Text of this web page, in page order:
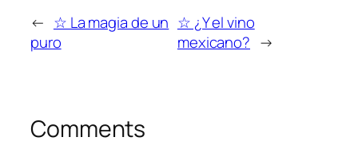
← ☆ La magia de un
puro
☆ ¿Y el vino
mexicano? →
Comments